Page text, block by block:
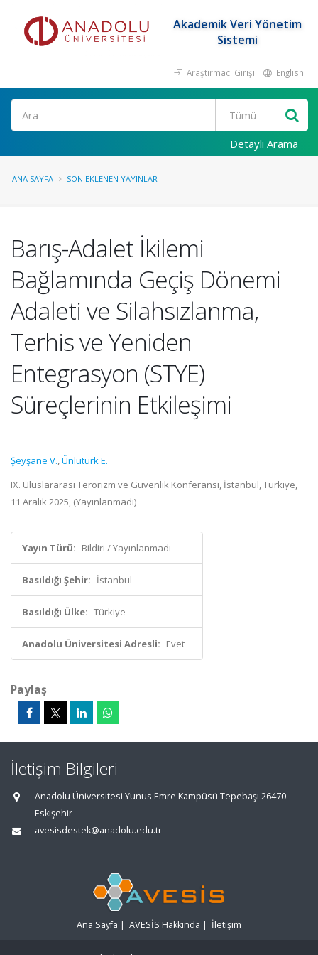
Akademik Veri Yönetim
Sistemi
Araştırmacı Girişi English
Ara
Detaylı Arama
ANA SAYFA SON EKLENEN YAYINLAR
Barış-Adalet İkilemi
Bağlamında Geçiş Dönemi
Adaleti ve Silahsızlanma,
Terhis ve Yeniden
Entegrasyon (STYE)
Süreçlerinin Etkileşimi
Şeyşane V.,Ünlütürk E.
IX. Uluslararası Terörizm ve Güvenlik Konferansı, İstanbul, Türkiye,
11 Aralık 2025, (Yayınlanmadı)
Yayın Türü: Bildiri / Yayınlanmadı
Basıldığı Şehir: İstanbul
Basıldığı Ülke: Türkiye
Anadolu Üniversitesi Adresli: Evet
Paylaş
İletişim Bilgileri
Anadolu Üniversitesi Yunus Emre Kampüsü Tepebaşı 26470
Eskişehir
avesisdestek@anadolu.edu.tr
Ana Sayfa | AVESİS Hakkında | İletişim